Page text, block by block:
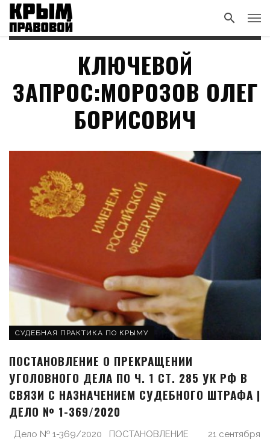
КЛЮЧЕВОЙ
ЗАПРОС:МОРОЗОВ ОЛЕГ
БОРИСОВИЧ
СУДЕБНАЯ ПРАКТИКА ПО КРЫМУ
ПОСТАНОВЛЕНИЕ О ПРЕКРАЩЕНИИ
УГОЛОВНОГО ДЕЛА ПО Ч. 1 СТ. 285 УК РФ В
СВЯЗИ С НАЗНАЧЕНИЕМ СУДЕБНОГО ШТРАФА |
ДЕЛО № 1-369/2020
Дело № 1-369/2020 ПОСТАНОВЛЕНИЕ 21 сентября